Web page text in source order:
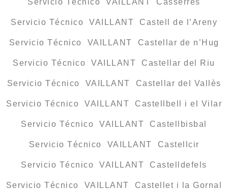
Servicio Técnico VAILLANT Castell de l’Areny
Servicio Técnico VAILLANT Castellar de n’Hug
Servicio Técnico VAILLANT Castellar del Riu
Servicio Técnico VAILLANT Castellar del Vallès
Servicio Técnico VAILLANT Castellbell i el Vilar
Servicio Técnico VAILLANT Castellbisbal
Servicio Técnico VAILLANT Castellcir
Servicio Técnico VAILLANT Castelldefels
Servicio Técnico VAILLANT Castellet i la Gornal